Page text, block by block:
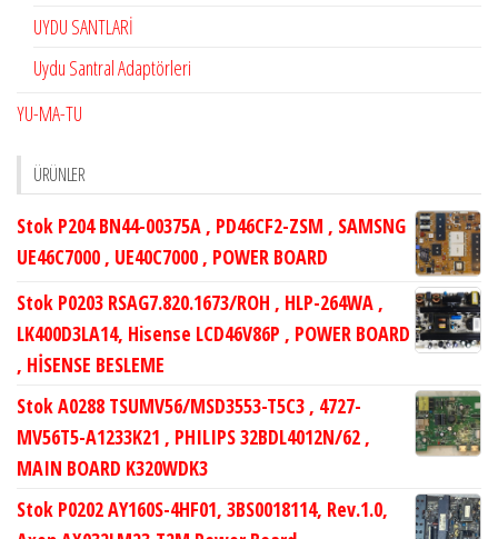
UYDU SANTLARİ
Uydu Santral Adaptörleri
YU-MA-TU
ÜRÜNLER
Stok P204 BN44-00375A , PD46CF2-ZSM , SAMSNG
UE46C7000 , UE40C7000 , POWER BOARD
Stok P0203 RSAG7.820.1673/ROH , HLP-264WA ,
LK400D3LA14, Hisense LCD46V86P , POWER BOARD
, HİSENSE BESLEME
Stok A0288 TSUMV56/MSD3553-T5C3 , 4727-
MV56T5-A1233K21 , PHILIPS 32BDL4012N/62 ,
MAIN BOARD K320WDK3
Stok P0202 AY160S-4HF01, 3BS0018114, Rev.1.0,